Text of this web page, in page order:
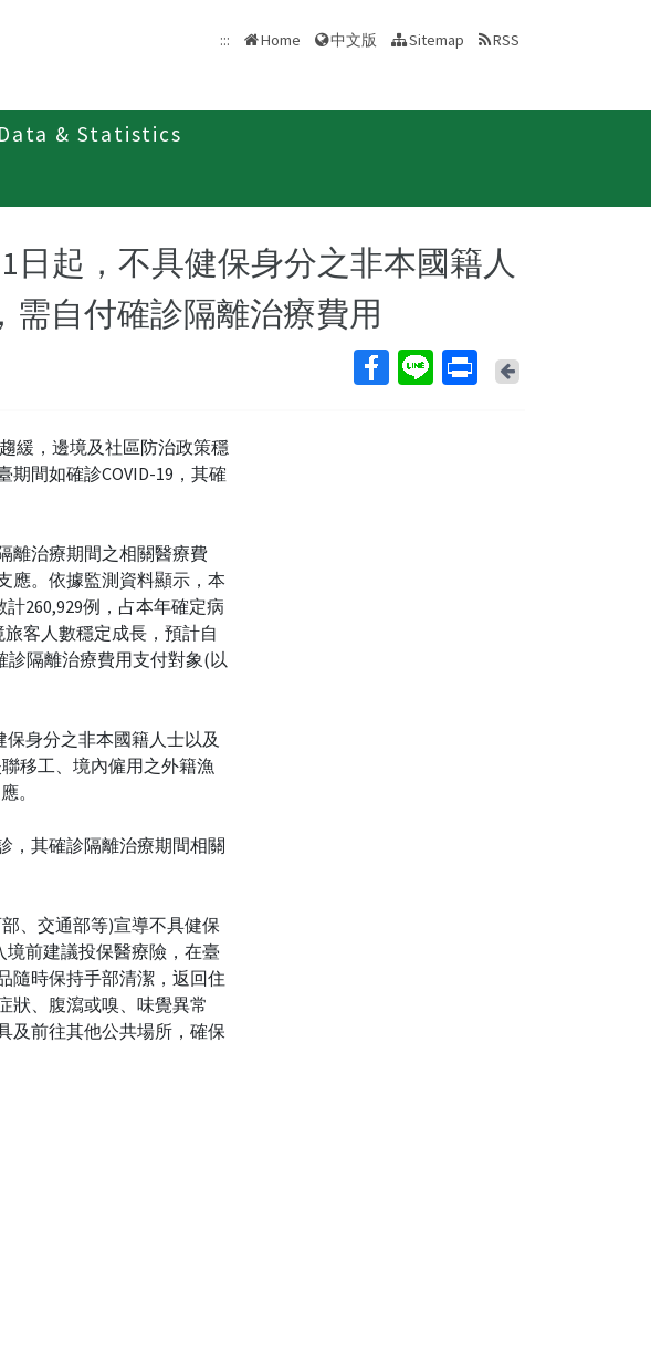
::: Home 中文版 Sitemap RSS
Data & Statistics
日起，不具健保身分之非本國籍人
需自付確診隔離治療費用
Back
緩，邊境及社區防治政策穩
間如確診COVID-19，其確
離治療期間之相關醫療費
應。依據監測資料顯示，本
260,929例，占本年確定病
客人數穩定成長，預計自
診隔離治療費用支付對象(以
身分之非本國籍人士以及
移工、境內僱用之外籍漁
。
，其確診隔離治療期間相關
、交通部等)宣導不具健保
前建議投保醫療險，在臺
隨時保持手部清潔，返回住
狀、腹瀉或嗅、味覺異常
及前往其他公共場所，確保